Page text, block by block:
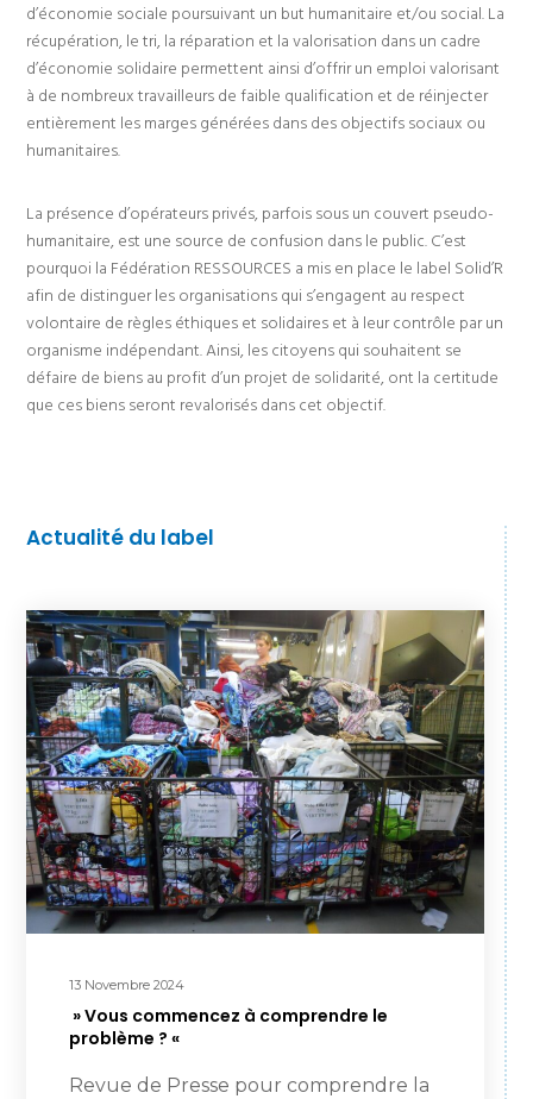
d’économie sociale poursuivant un but humanitaire et/ou social. La
récupération, le tri, la réparation et la valorisation dans un cadre
d’économie solidaire permettent ainsi d’offrir un emploi valorisant
à de nombreux travailleurs de faible qualification et de réinjecter
entièrement les marges générées dans des objectifs sociaux ou
humanitaires.
La présence d’opérateurs privés, parfois sous un couvert pseudo-
humanitaire, est une source de confusion dans le public. C’est
pourquoi la Fédération RESSOURCES a mis en place le label Solid’R
afin de distinguer les organisations qui s’engagent au respect
volontaire de règles éthiques et solidaires et à leur contrôle par un
organisme indépendant. Ainsi, les citoyens qui souhaitent se
défaire de biens au profit d’un projet de solidarité, ont la certitude
que ces biens seront revalorisés dans cet objectif.
Actualité du label
13 Novembre 2024
» Vous commencez à comprendre le
problème ? «
Revue de Presse pour comprendre la